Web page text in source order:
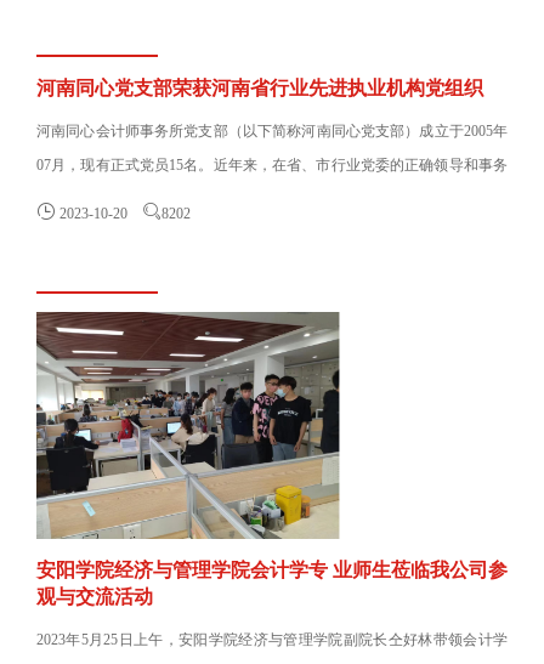
河南同心党支部荣获河南省行业先进执业机构党组织
河南同心会计师事务所党支部（以下简称河南同心党支部）成立于2005年
07月，现有正式党员15名。近年来，在省、市行业党委的正确领导和事务
所管理层的大力支持下，我......
 2023-10-20 8202
安阳学院经济与管理学院会计学专 业师生莅临我公司参
观与交流活动
2023年5月25日上午，安阳学院经济与管理学院副院长仝好林带领会计学